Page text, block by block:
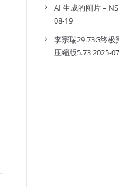
AI 生成的图片 –
08-19
李宗瑞29.73G终
压縮版5.732025-